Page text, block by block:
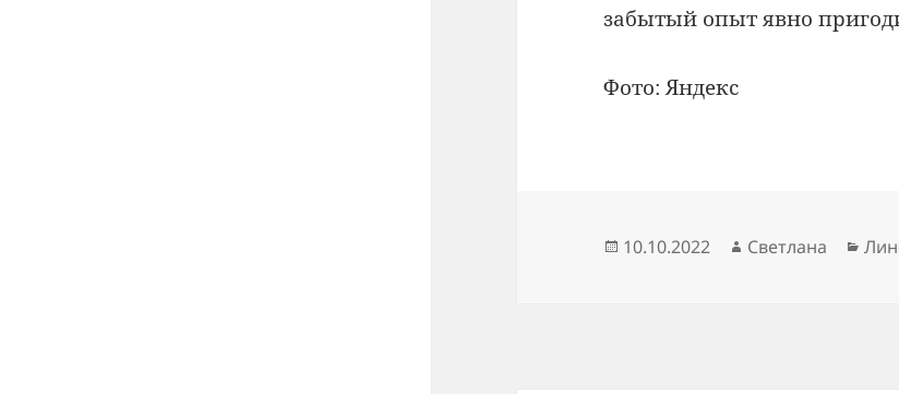
забытый опыт явно
Фото: Яндекс
Опубликовано
10.10.2022 Автор
Светлана